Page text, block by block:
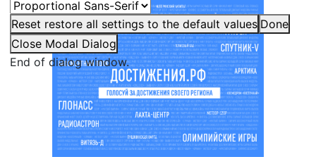
Reset restore all settings to the default values Done
Close Modal Dialog
End of dialog window.